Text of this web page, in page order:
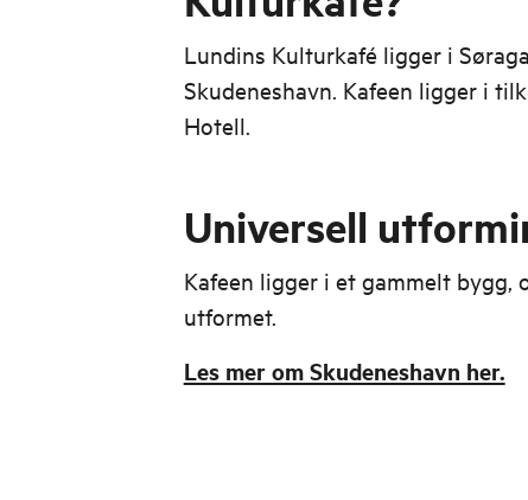
Lundins Kulturkafé ligger i
Skudeneshavn. Kafeen ligger i
Hotell.
Universell
Kafeen ligger i et gammelt bygg,
utformet.
Les mer om Skudeneshavn her.